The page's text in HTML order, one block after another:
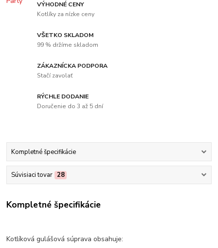
VÝHODNÉ CENY
Kotlíky za nízke ceny
VŠETKO SKLADOM
99 % držíme skladom
ZÁKAZNÍCKA PODPORA
Stačí zavolať
RÝCHLE DODANIE
Doručenie do 3 až 5 dní
Kompletné špecifikácie
Súvisiaci tovar 28
Kompletné špecifikácie
Kotlíková gulášová súprava obsahuje: